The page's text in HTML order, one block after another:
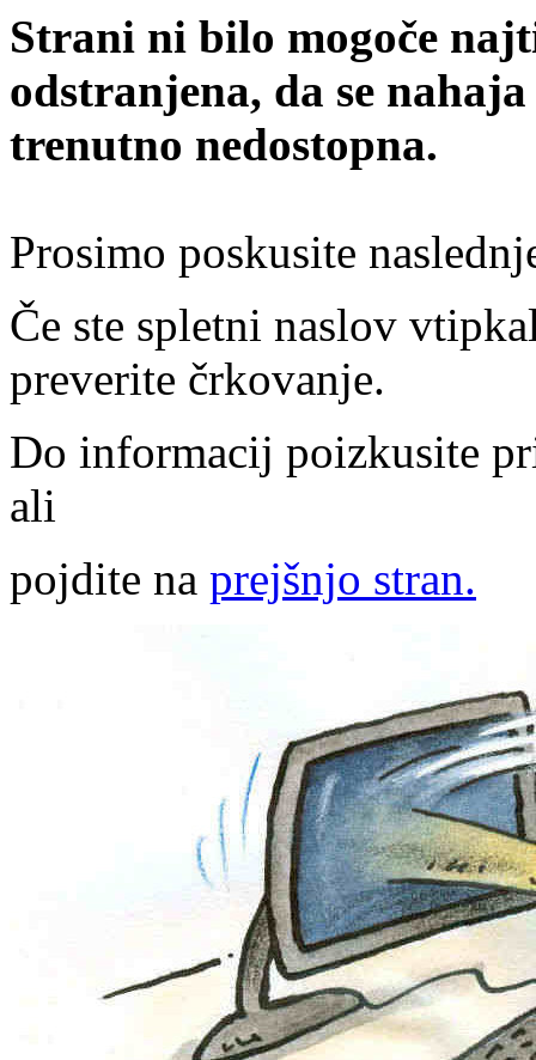
Strani ni bilo mogoče
odstranjena, da se
trenutno nedostopna.
Prosimo poskusite
Če ste spletni naslov
preverite črkovanje.
Do informacij poizkusite
ali
pojdite na prejšnjo stran.